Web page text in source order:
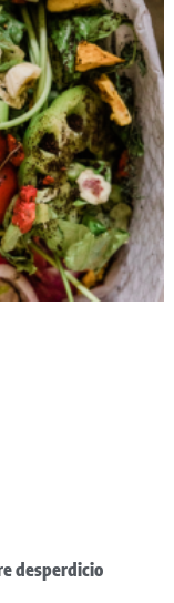
desperdicio